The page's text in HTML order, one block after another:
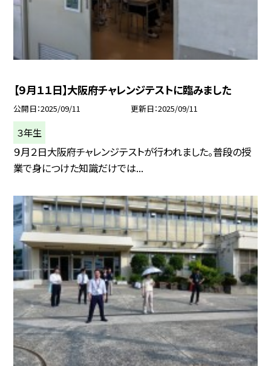
【９月１１日】大阪府チャレンジテストに臨みました
公開日 2025/09/11 更新日 2025/09/11
３年生
９月２日大阪府チャレンジテストが行われました。普段の授
業で身につけた知識だけでは...